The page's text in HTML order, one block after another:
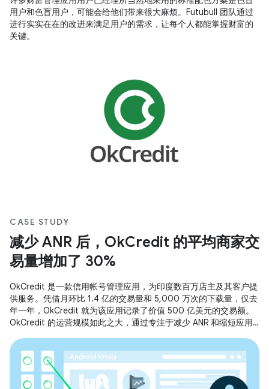
用户和色盲用户，可能会给他们带来很大麻烦。Futubull 团队通过
进行实实在在的改进来满足用户的需求，让每个人都能掌握财富的
关键。
CASE STUDY
减少 ANR 后，OkCredit 的平均商家交
易量增加了 30%
OkCredit 是一款信用帐号管理应用，为印度数百万店主及其客户提
供服务。凭借月环比 1.4 亿的交易量和 5,000 万次的下载量，仅去
年一年，OkCredit 就为该应用记录了价值 500 亿美元的交易额。
OkCredit 的运营规模如此之大，通过专注于减少 ANR 和缩短应用